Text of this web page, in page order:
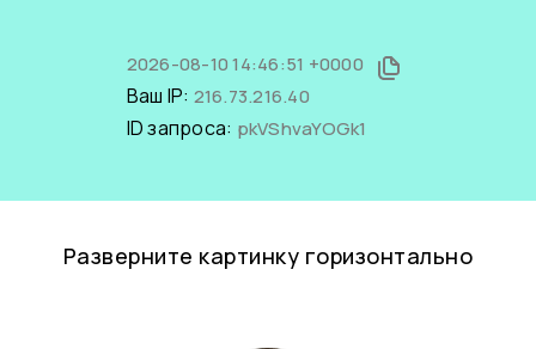
2026-08-10 14:46:51 +0000
Ваш IP: 216.73.216.40
ID запроса: pkVShvaYOGk1
Разверните картинку горизонтально